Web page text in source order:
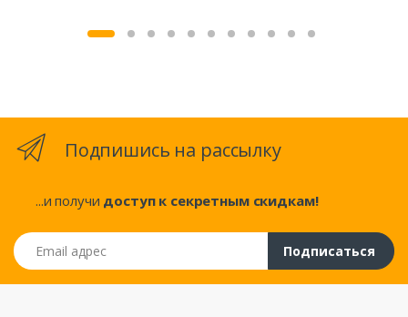
Подпишись на рассылку
...и получи доступ к секретным скидкам!
Email адрес
Подписаться